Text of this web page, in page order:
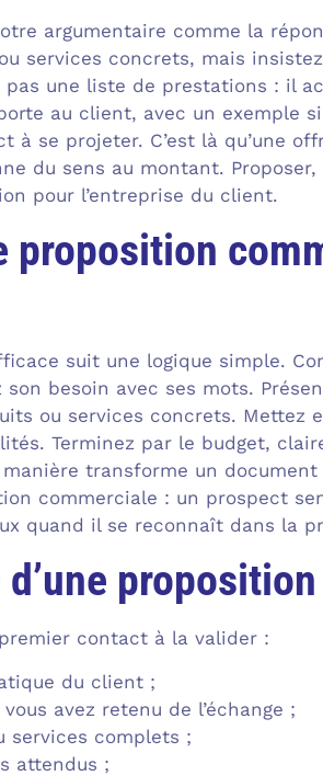
argumentaire comme la
services concrets, mais
une liste de prestations : il
au client, avec un exemple
se projeter. C’est là qu’une
du sens au montant.
pour l’entreprise du client.
proposition
suit une logique simple.
besoin avec ses mots.
ou services concrets. Mettez
Terminez par le budget,
transforme un
commerciale : un prospect
quand il se reconnaît dans la
contact à la valider :
du client ;
avez retenu de l’échange ;
services complets ;
attendus ;